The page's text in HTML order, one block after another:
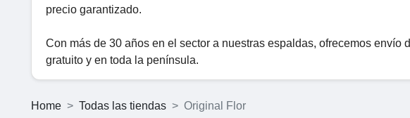
precio garantizado.
Con más de 30 años en el sector a nuestras espaldas, ofrecemos envío
gratuito y en toda la península.
Home Todas las tiendas Original Flor